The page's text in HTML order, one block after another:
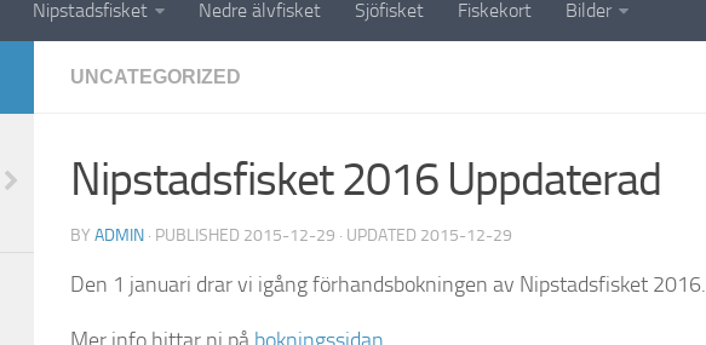
Nipstadsfisket Nedre älvfisket Sjöfisket Fiskekort Bilder
UNCATEGORIZED
Nipstadsfisket 2016 Uppdaterad
BY ADMIN · PUBLISHED 2015-12-29 · UPDATED 2015-12-29
Den 1 januari drar vi igång förhandsbokningen av Nipstadsfisket 2016.